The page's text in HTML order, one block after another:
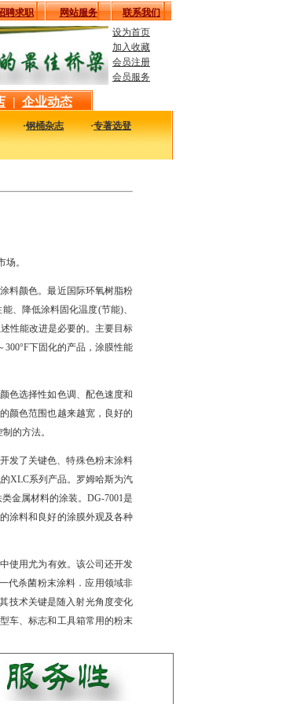
聘求职 网站服务
联系我们
设为首页
加入收藏
会员注册
会员服务
| 企业动态
·钢桶杂志 ·专著选登
可能会感到迷茫。在这里，我们给您提供最新最实用的市场相关信息，
。
料颜色。最近国际环氧树脂粉
、降低涂料固化温度(节能)、
性能改进是必要的。主要目标
下固化的产品，涂膜性能
色选择性如色调、配色速度和
颜色范围也越来越宽，良好的
的方法。
发了关键色、特殊色粉末涂料
XLC系列产品。罗姆哈斯为汽
金属材料的涂装。DG-7001是
涂料和良好的涂膜外观及各种
使用尤为有效。该公司还开发
代杀菌粉末涂料．应用领域非
技术关键是随入射光角度变化
车、标志和工具箱常用的粉末